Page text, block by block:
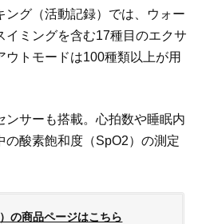
ング（活動記録）では、ウォー
イミングを含む17種目のエクサ
ウトモードは100種類以上が用
ンサーも搭載。心拍数や睡眠内
の酸素飽和度（SpO2）の測定
の商品ページはこちら